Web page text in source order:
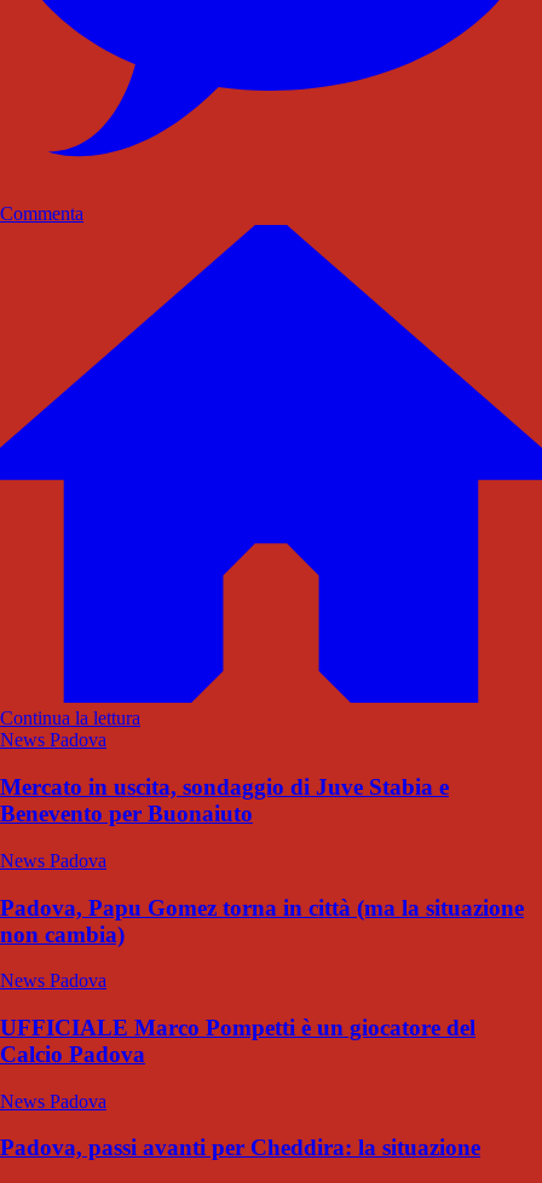
Commenta
Continua la lettura
News Padova
Mercato in uscita, sondaggio di Juve Stabia e
Benevento per Buonaiuto
News Padova
Padova, Papu Gomez torna in città (ma la situazione
non cambia)
News Padova
UFFICIALE Marco Pompetti è un giocatore del
Calcio Padova
News Padova
Padova, passi avanti per Cheddira: la situazione